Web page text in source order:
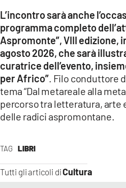
LACAPITALENEWS.IT
App
ANDROID
APPLE
TAG LIBRI
Tutti gli articoli diCultura
L’incontro sarà anche
programma completo
Aspromonte”, VIII edizione,
agosto 2026, che sarà
curatrice dell’evento,
per Africo” . Filo conduttore
tema “Dal metareale alla
percorso tra letteratura, arte
delle radici aspromontane.